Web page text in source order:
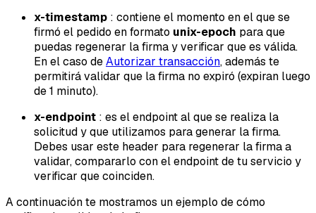
x-timestamp : contiene el momento en el que se
firmó el pedido en formato unix-epoch para que
puedas regenerar la firma y verificar que es válida.
En el caso deAutorizar transacción, además te
permitirá validar que la firma no expiró (expiran luego
de 1 minuto).
x-endpoint : es el endpoint al que se realiza la
solicitud y que utilizamos para generar la firma.
Debes usar este header para regenerar la firma a
validar, compararlo con el endpoint de tu servicio y
verificar que coinciden.
A continuación te mostramos un ejemplo de cómo